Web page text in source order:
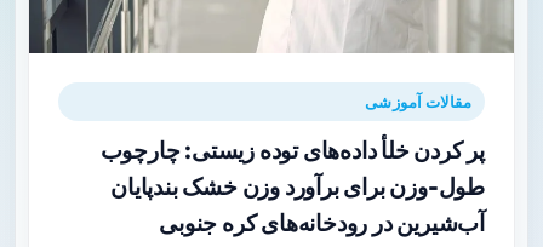
مقالات آموزشی
پر کردن خلأ داده‌های توده زیستی: چارچوب
طول-وزن برای برآورد وزن خشک بندپایان
آب‌شیرین در رودخانه‌های کره جنوبی